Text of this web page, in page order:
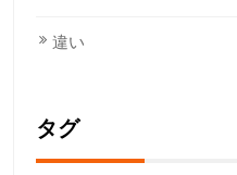
違い
タグ